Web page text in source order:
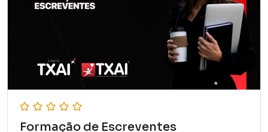
Formação de Escreventes